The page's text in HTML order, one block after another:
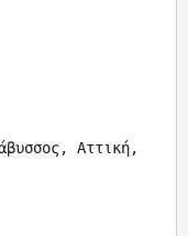
Αττική,